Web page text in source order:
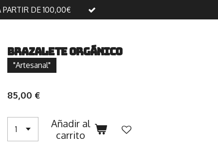
DE 100,00€
Brazalete Orgánico
"Artesanal"
85,00 €
Añadir al
carrito